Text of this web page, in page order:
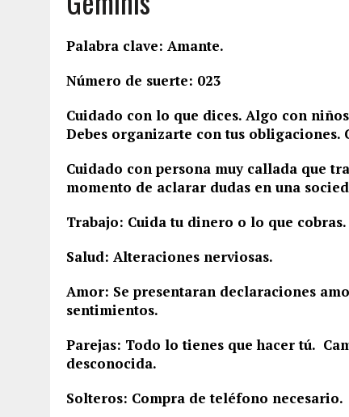
Palabra clave: Amante.
Número de suerte: 023
Cuidado con lo que dices. Algo con
Debes organizarte con tus obligaciones.
Cuidado con persona muy callada que
momento de aclarar dudas en una
Trabajo: Cuida tu dinero o lo que
Salud: Alteraciones nerviosas.
Amor: Se presentaran declaraciones
sentimientos.
Parejas: Todo lo tienes que hacer tú.
desconocida.
Solteros: Compra de teléfono